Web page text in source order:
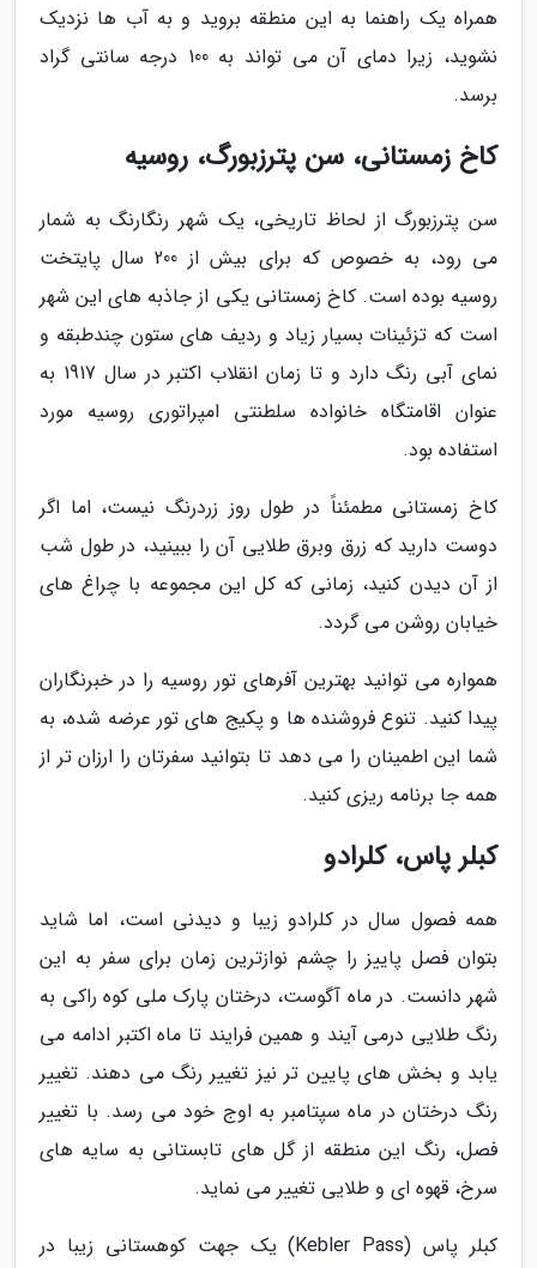
همراه یک راهنما به این منطقه بروید و به آب ها نزدیک
نشوید، زیرا دمای آن می تواند به 100 درجه سانتی گراد
برسد.
کاخ زمستانی، سن پترزبورگ، روسیه
سن پترزبورگ از لحاظ تاریخی، یک شهر رنگارنگ به شمار
می رود، به خصوص که برای بیش از 200 سال پایتخت
روسیه بوده است. کاخ زمستانی یکی از جاذبه های این شهر
است که تزئینات بسیار زیاد و ردیف های ستون چندطبقه و
نمای آبی رنگ دارد و تا زمان انقلاب اکتبر در سال 1917 به
عنوان اقامتگاه خانواده سلطنتی امپراتوری روسیه مورد
استفاده بود.
کاخ زمستانی مطمئناً در طول روز زردرنگ نیست، اما اگر
دوست دارید که زرق وبرق طلایی آن را ببینید، در طول شب
از آن دیدن کنید، زمانی که کل این مجموعه با چراغ های
خیابان روشن می گردد.
همواره می توانید بهترین آفرهای تور روسیه را در خبرنگاران
پیدا کنید. تنوع فروشنده ها و پکیج های تور عرضه شده، به
شما این اطمینان را می دهد تا بتوانید سفرتان را ارزان تر از
همه جا برنامه ریزی کنید.
کبلر پاس، کلرادو
همه فصول سال در کلرادو زیبا و دیدنی است، اما شاید
بتوان فصل پاییز را چشم نوازترین زمان برای سفر به این
شهر دانست. در ماه آگوست، درختان پارک ملی کوه راکی به
رنگ طلایی درمی آیند و همین فرایند تا ماه اکتبر ادامه می
یابد و بخش های پایین تر نیز تغییر رنگ می دهند. تغییر
رنگ درختان در ماه سپتامبر به اوج خود می رسد. با تغییر
فصل، رنگ این منطقه از گل های تابستانی به سایه های
سرخ، قهوه ای و طلایی تغییر می نماید.
کبلر پاس (Kebler Pass) یک جهت کوهستانی زیبا در